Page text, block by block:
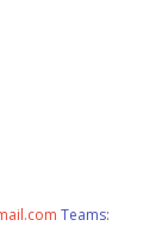
Teams: